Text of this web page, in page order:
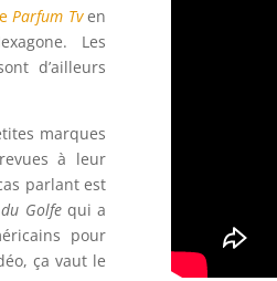
Parfum Tven
Les
d’ailleurs
marques
à leur
parlant est
Golfequi a
pour
ça vaut le